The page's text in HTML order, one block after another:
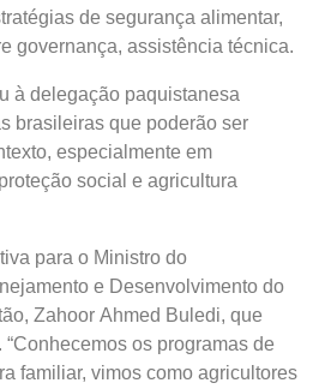
de segurança alimentar,
governança, assistência técnica.
à delegação paquistanesa
brasileiras que poderão ser
especialmente em
social e agricultura
para o Ministro do
e Desenvolvimento do
Zahoor Ahmed Buledi, que
os programas de
familiar, vimos como agricultores